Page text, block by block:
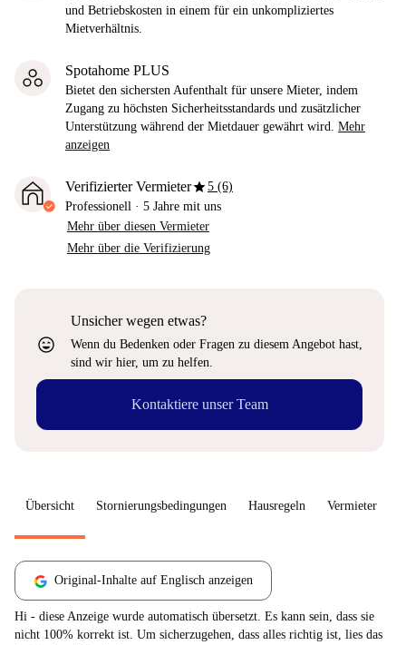
und Betriebskosten in einem für ein unkompliziertes
Mietverhältnis.
Spotahome PLUS
Bietet den sichersten Aufenthalt für unsere Mieter, indem
Zugang zu höchsten Sicherheitsstandards und zusätzlicher
Unterstützung während der Mietdauer gewährt wird. Mehr
anzeigen
Verifizierter Vermieterstar5 (6)
Professionell · 5 Jahre mit uns
Mehr über diesen Vermieter
Mehr über die Verifizierung
sentiment_very_satisfied
Unsicher wegen etwas?
Wenn du Bedenken oder Fragen zu diesem Angebot hast,
sind wir hier, um zu helfen.
Kontaktiere unser Team
Übersicht Stornierungsbedingungen Hausregeln Vermieter
Original-Inhalte auf Englisch anzeigen
Hi - diese Anzeige wurde automatisch übersetzt. Es kann sein, dass sie
nicht 100% korrekt ist. Um sicherzugehen, dass alles richtig ist, lies das